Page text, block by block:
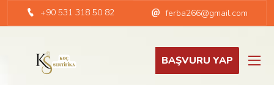
+90 531 318 50 82 ferba266@gmail.com
BAŞVURU YAP